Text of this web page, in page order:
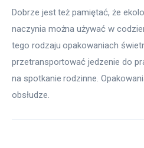
Dobrze jest też pamiętać, że
naczynia można używać w
tego rodzaju opakowaniach
przetransportować jedzenie do
na spotkanie rodzinne.
obsłudze.